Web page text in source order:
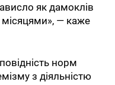
як дамоклів
місяцями», — каже
норм
з діяльністю